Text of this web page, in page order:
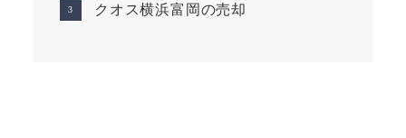
クオス横浜富岡の売却